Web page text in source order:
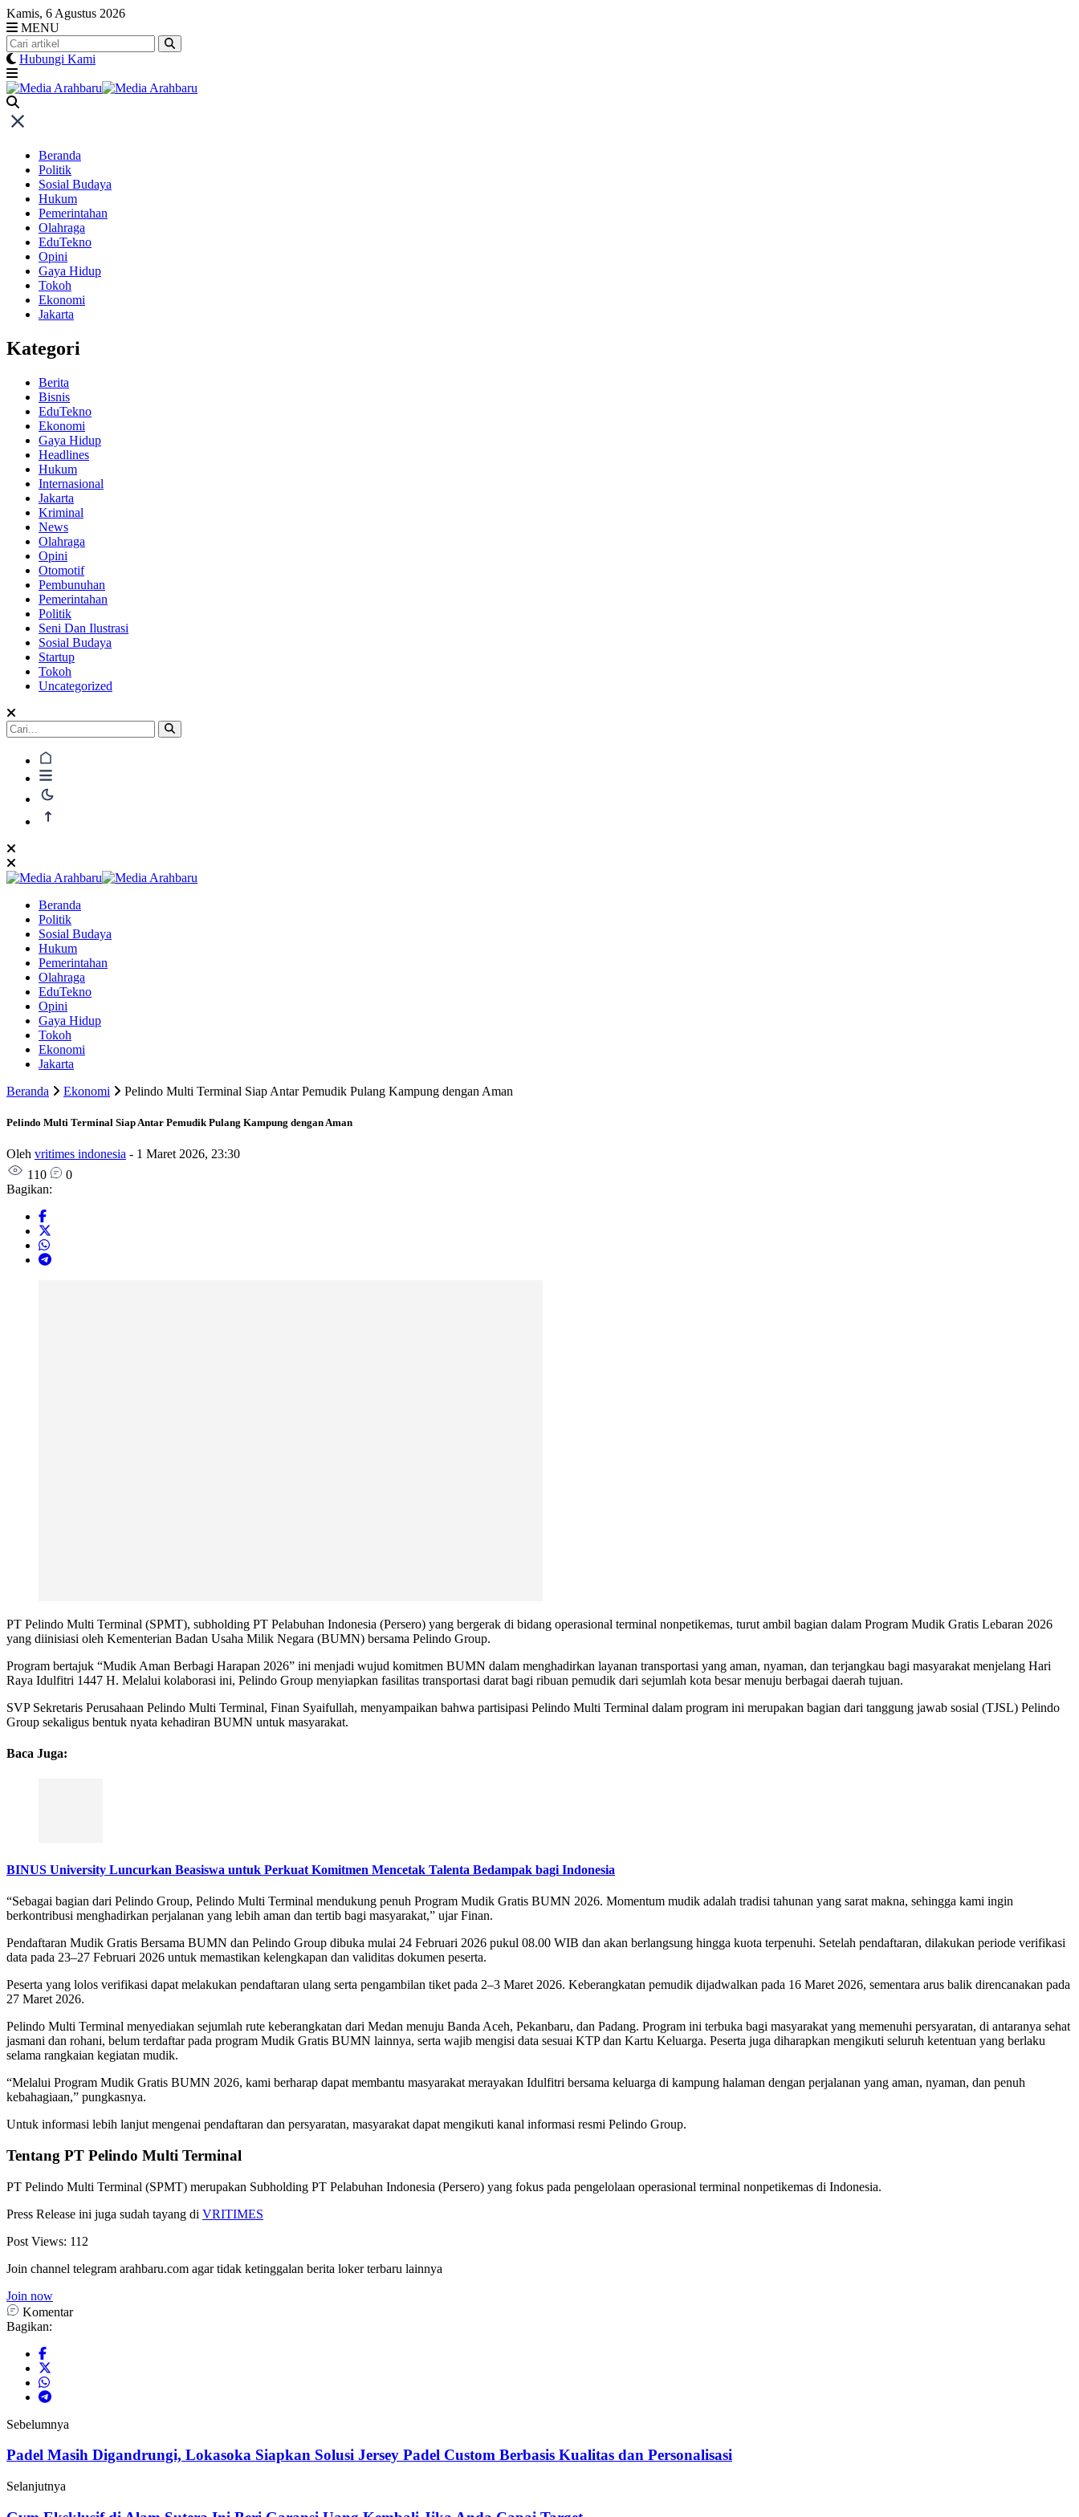
Skip
to
content
Kamis, 6 Agustus 2026
MENU
Hubungi Kami
Beranda
Politik
Sosial Budaya
Hukum
Pemerintahan
Olahraga
EduTekno
Opini
Gaya Hidup
Tokoh
Ekonomi
Jakarta
Kategori
Berita
Bisnis
EduTekno
Ekonomi
Gaya Hidup
Headlines
Hukum
Internasional
Jakarta
Kriminal
News
Olahraga
Opini
Otomotif
Pembunuhan
Pemerintahan
Politik
Seni Dan Ilustrasi
Sosial Budaya
Startup
Tokoh
Uncategorized
Beranda
Politik
Sosial Budaya
Hukum
Pemerintahan
Olahraga
EduTekno
Opini
Gaya Hidup
Tokoh
Ekonomi
Jakarta
Beranda
Ekonomi Pelindo Multi Terminal Siap Antar Pemudik Pulang Kampung dengan Aman
Pelindo Multi Terminal Siap Antar Pemudik Pulang Kampung dengan Aman
Oleh vritimes indonesia - 1 Maret 2026, 23:30
110
0
Bagikan:
PT Pelindo Multi Terminal (SPMT), subholding PT Pelabuhan Indonesia (Persero) yang bergerak di bidang operasional terminal nonpetikemas, turut ambil bagian dalam Program Mudik Gratis Lebaran 2026
yang diinisiasi oleh Kementerian Badan Usaha Milik Negara (BUMN) bersama Pelindo Group.
Program bertajuk “Mudik Aman Berbagi Harapan 2026” ini menjadi wujud komitmen BUMN dalam menghadirkan layanan transportasi yang aman, nyaman, dan terjangkau bagi masyarakat menjelang Hari
Raya Idulfitri 1447 H. Melalui kolaborasi ini, Pelindo Group menyiapkan fasilitas transportasi darat bagi ribuan pemudik dari sejumlah kota besar menuju berbagai daerah tujuan.
SVP Sekretaris Perusahaan Pelindo Multi Terminal, Finan Syaifullah, menyampaikan bahwa partisipasi Pelindo Multi Terminal dalam program ini merupakan bagian dari tanggung jawab sosial (TJSL) Pelindo
Group sekaligus bentuk nyata kehadiran BUMN untuk masyarakat.
Baca Juga:
BINUS University Luncurkan Beasiswa untuk Perkuat Komitmen Mencetak Talenta Bedampak bagi Indonesia
“Sebagai bagian dari Pelindo Group, Pelindo Multi Terminal mendukung penuh Program Mudik Gratis BUMN 2026. Momentum mudik adalah tradisi tahunan yang sarat makna, sehingga kami ingin
berkontribusi menghadirkan perjalanan yang lebih aman dan tertib bagi masyarakat,” ujar Finan.
Pendaftaran Mudik Gratis Bersama BUMN dan Pelindo Group dibuka mulai 24 Februari 2026 pukul 08.00 WIB dan akan berlangsung hingga kuota terpenuhi. Setelah pendaftaran, dilakukan periode verifikasi
data pada 23–27 Februari 2026 untuk memastikan kelengkapan dan validitas dokumen peserta.
Peserta yang lolos verifikasi dapat melakukan pendaftaran ulang serta pengambilan tiket pada 2–3 Maret 2026. Keberangkatan pemudik dijadwalkan pada 16 Maret 2026, sementara arus balik direncanakan pada
27 Maret 2026.
Pelindo Multi Terminal menyediakan sejumlah rute keberangkatan dari Medan menuju Banda Aceh, Pekanbaru, dan Padang. Program ini terbuka bagi masyarakat yang memenuhi persyaratan, di antaranya sehat
jasmani dan rohani, belum terdaftar pada program Mudik Gratis BUMN lainnya, serta wajib mengisi data sesuai KTP dan Kartu Keluarga. Peserta juga diharapkan mengikuti seluruh ketentuan yang berlaku
selama rangkaian kegiatan mudik.
“Melalui Program Mudik Gratis BUMN 2026, kami berharap dapat membantu masyarakat merayakan Idulfitri bersama keluarga di kampung halaman dengan perjalanan yang aman, nyaman, dan penuh
kebahagiaan,” pungkasnya.
Untuk informasi lebih lanjut mengenai pendaftaran dan persyaratan, masyarakat dapat mengikuti kanal informasi resmi Pelindo Group.
Tentang PT Pelindo Multi Terminal
PT Pelindo Multi Terminal (SPMT) merupakan Subholding PT Pelabuhan Indonesia (Persero) yang fokus pada pengelolaan operasional terminal nonpetikemas di Indonesia.
Press Release ini juga sudah tayang di VRITIMES
Post Views: 112
Join channel telegram arahbaru.com agar tidak ketinggalan berita loker terbaru lainnya
Join now
Komentar
Bagikan:
Sebelumnya
Padel Masih Digandrungi, Lokasoka Siapkan Solusi Jersey Padel Custom Berbasis Kualitas dan Personalisasi
Selanjutnya